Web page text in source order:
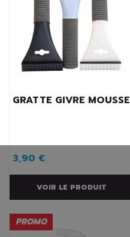
GRATTE GIVRE MOUSSE
3,90 €
VOIR LE PRODUIT
PROMO